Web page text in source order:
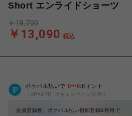
Short エンライドショーツ
￥13,090 税込
￥18,700
ポケパル払いで 0〜0ポイント
（1P=1円）※キャンペーン分除く
会員登録後、ポケパル払い初回登録&利用で